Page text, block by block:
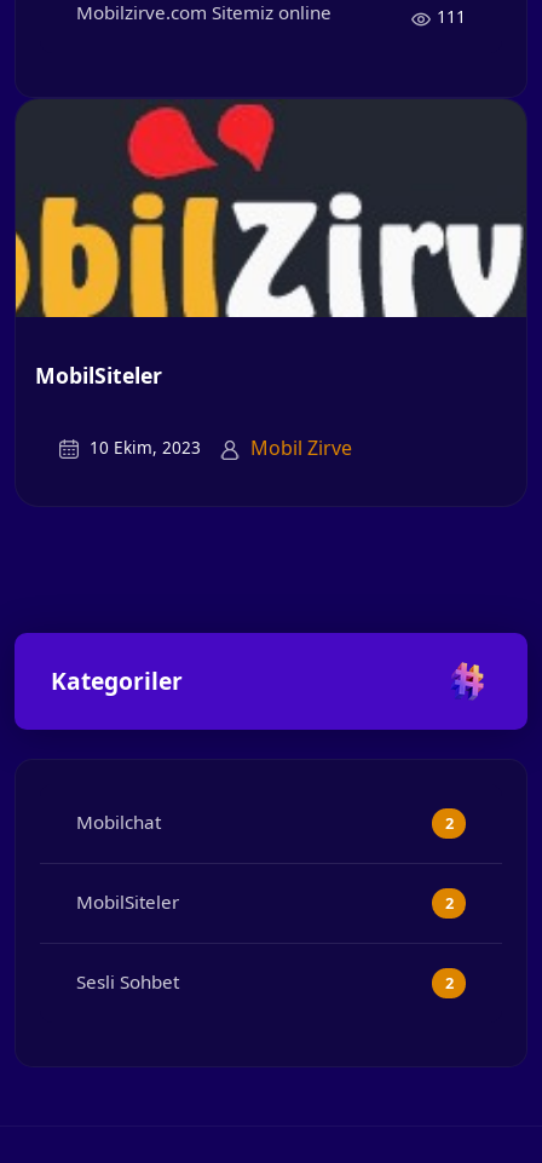
Mobilzirve.com Sitemiz online 111
MobilSiteler
10 Ekim, 2023 Mobil Zirve
Kategoriler
Mobilchat 2
MobilSiteler 2
Sesli Sohbet 2